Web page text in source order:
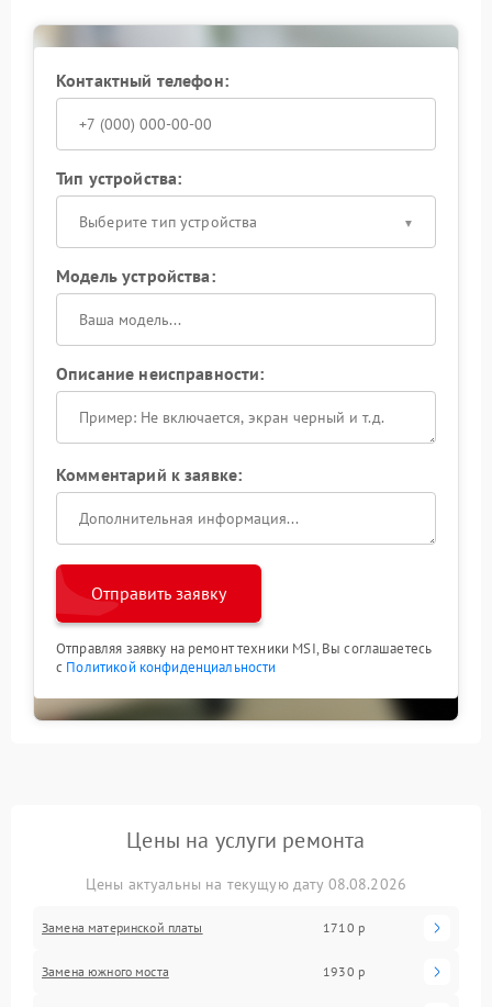
Контактный телефон:
Тип устройства:
Выберите тип устройства
Модель устройства:
Описание неисправности:
Комментарий к заявке:
Отправить заявку
Отправляя заявку на ремонт техники MSI, Вы соглашаетесь
с Политикой конфиденциальности
Цены на услуги ремонта
Цены актуальны на текущую дату 08.08.2026
Замена материнской платы 1710 р
Замена южного моста 1930 р